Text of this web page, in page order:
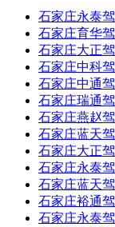
石家庄永泰
石家庄育华
石家庄大正
石家庄中科
石家庄中通
石家庄瑞通
石家庄燕赵
石家庄蓝天
石家庄大正
石家庄永泰
石家庄蓝天
石家庄裕通
石家庄永泰